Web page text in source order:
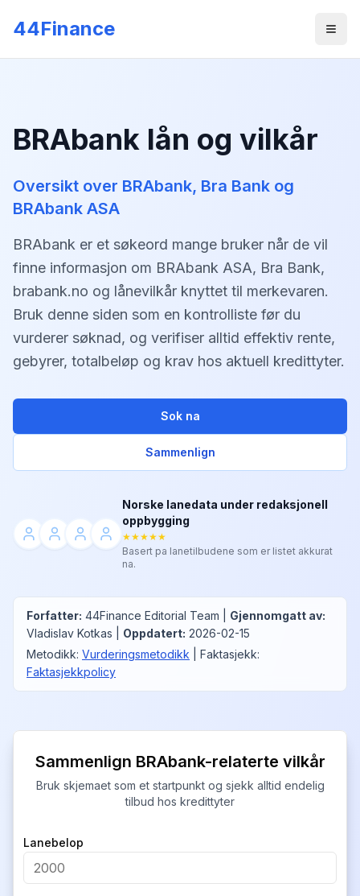
44Finance
BRAbank lån og vilkår
Oversikt over BRAbank, Bra Bank og
BRAbank ASA
BRAbank er et søkeord mange bruker når de vil
finne informasjon om BRAbank ASA, Bra Bank,
brabank.no og lånevilkår knyttet til merkevaren.
Bruk denne siden som en kontrolliste før du
vurderer søknad, og verifiser alltid effektiv rente,
gebyrer, totalbeløp og krav hos aktuell kredittyter.
Sok na
Sammenlign
Norske lanedata under redaksjonell
oppbygging
★★★★★
Basert pa lanetilbudene som er listet akkurat
na.
Forfatter: 44Finance Editorial Team Gjennomgatt av:
Vladislav Kotkas
Oppdatert: 2026-02-15
Metodikk: Vurderingsmetodikk Faktasjekk:
Faktasjekkpolicy
Sammenlign BRAbank-relaterte vilkår
Bruk skjemaet som et startpunkt og sjekk alltid endelig
tilbud hos kredittyter
Company
Lanebelop